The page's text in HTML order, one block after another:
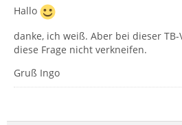
Hallo
danke, ich weiß. Aber bei dieser
diese Frage nicht verkneifen.
Gruß Ingo